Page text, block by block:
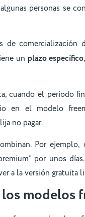
personas se
de comercialización
un plazo específico
cuando el período
en el modelo
no pagar.
Por
por unos
a la versión gratuita
modelos